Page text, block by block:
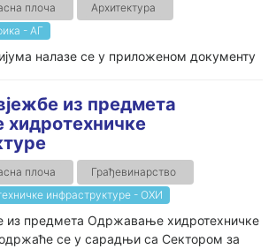
плоча
Архитектура
- АГ
налазе се у приложеном документу
из предмета
плоча
Грађевинарство
инфраструктуре - ОХИ
из предмета Одржавање хидротехничке
се у сарадњи са Сектором за